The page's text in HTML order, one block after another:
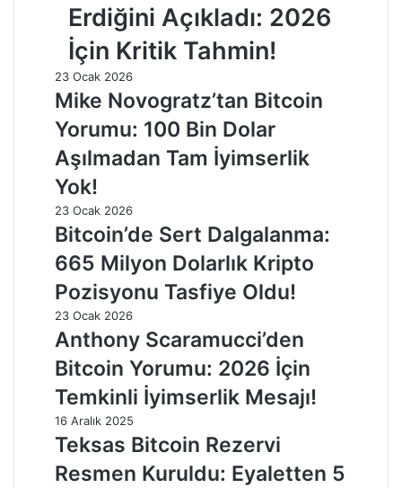
Erdiğini Açıkladı: 2026
İçin Kritik Tahmin!
23 Ocak 2026
Mike Novogratz’tan Bitcoin
Yorumu: 100 Bin Dolar
Aşılmadan Tam İyimserlik
Yok!
23 Ocak 2026
Bitcoin’de Sert Dalgalanma:
665 Milyon Dolarlık Kripto
Pozisyonu Tasfiye Oldu!
23 Ocak 2026
Anthony Scaramucci’den
Bitcoin Yorumu: 2026 İçin
Temkinli İyimserlik Mesajı!
16 Aralık 2025
Teksas Bitcoin Rezervi
Resmen Kuruldu: Eyaletten 5